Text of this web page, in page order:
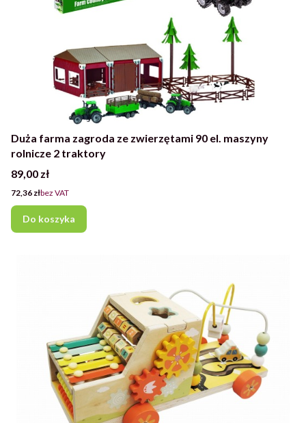
Duża farma zagroda ze zwierzętami 90 el. maszyny
rolnicze 2 traktory
Cena
89,00 zł
Cena
72,36 złbez VAT
Do koszyka